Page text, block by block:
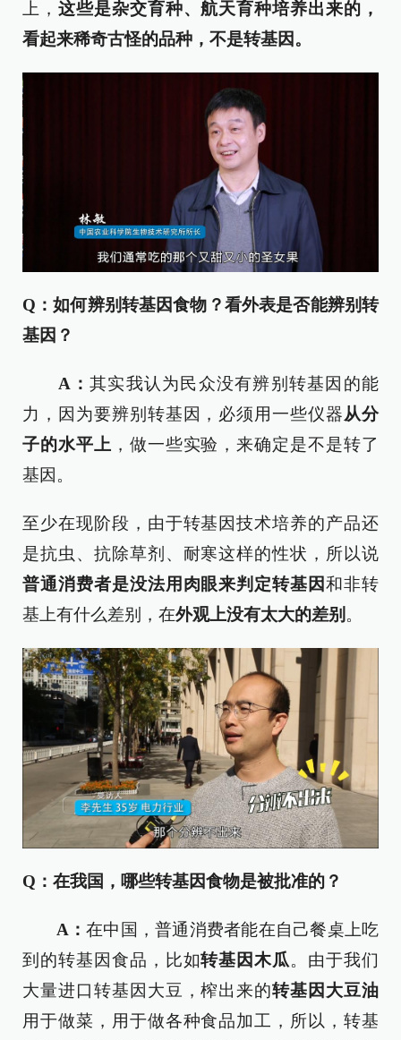
上， 这些是杂交育种、航天育种培养出来的，
看起来稀奇古怪的品种，不是转基因。
Q：如何辨别转基因食物？看外表是否能辨别转
基因？
A：其实我认为民众没有辨别转基因的能
力，因为要辨别转基因，必须用一些仪器从分
子的水平上 ，做一些实验，来确定是不是转了
基因。
至少在现阶段，由于转基因技术培养的产品还
是抗虫、抗除草剂、耐寒这样的性状，所以说
普通消费者是没法用肉眼来判定转基因和非转
基上有什么差别，在外观上没有太大的差别 。
Q：在我国，哪些转基因食物是被批准的？
A： 在中国，普通消费者能在自己餐桌上吃
到的转基因食品，比如转基因木瓜。由于我们
大量进口转基因大豆，榨出来的转基因大豆油
用于做菜，用于做各种食品加工，所以，转基